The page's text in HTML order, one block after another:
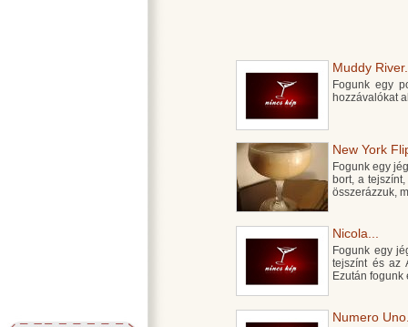
Muddy
Fogunk egy
hozzávalókat
New York
Fogunk egy
bort, a
összerázzuk,
Nicola...
Fogunk egy
tejszínt és az
Ezután fogunk
Numero